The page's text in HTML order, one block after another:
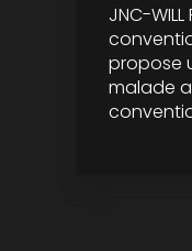
JNC-WILL
propose
malade